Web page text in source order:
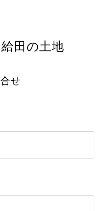
田の土地
せ